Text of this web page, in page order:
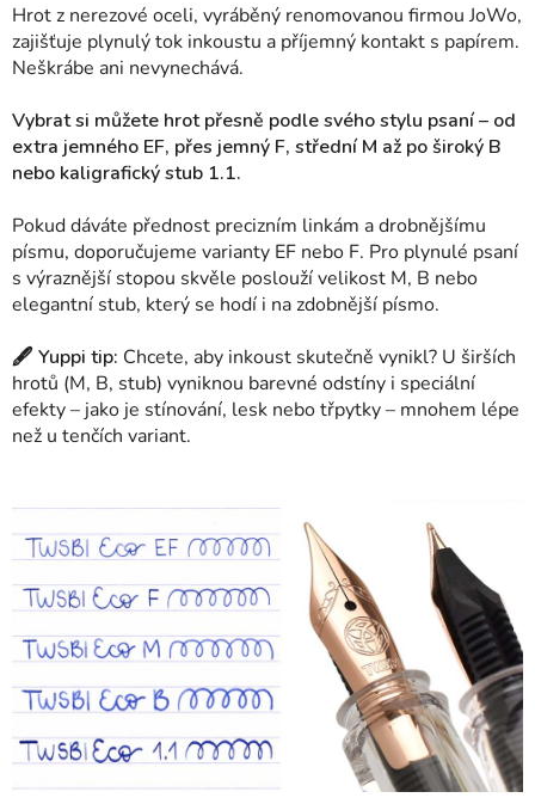
Hrot z nerezové oceli, vyráběný renomovanou firmou JoWo,
zajišťuje plynulý tok inkoustu a příjemný kontakt s papírem.
Neškrábe ani nevynechává.
Vybrat si můžete hrot přesně podle svého stylu psaní – od
extra jemného EF, přes jemný F, střední M až po široký B
nebo kaligrafický stub 1.1.
Pokud dáváte přednost precizním linkám a drobnějšímu
písmu, doporučujeme varianty EF nebo F. Pro plynulé psaní
s výraznější stopou skvěle poslouží velikost M, B nebo
elegantní stub, který se hodí i na zdobnější písmo.
🖋 Yuppi tip: Chcete, aby inkoust skutečně vynikl? U širších
hrotů (M, B, stub) vyniknou barevné odstíny i speciální
efekty – jako je stínování, lesk nebo třpytky – mnohem lépe
než u tenčích variant.